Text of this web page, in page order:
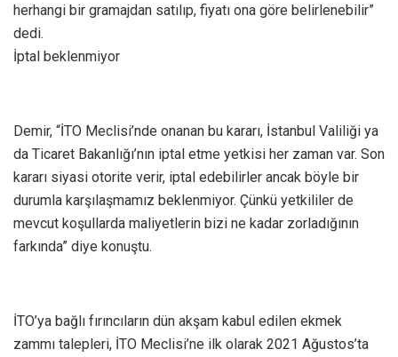
herhangi bir gramajdan satılıp, fiyatı ona göre belirlenebilir”
dedi.
İptal beklenmiyor
Demir, “İTO Meclisi’nde onanan bu kararı, İstanbul Valiliği ya
da Ticaret Bakanlığı’nın iptal etme yetkisi her zaman var. Son
kararı siyasi otorite verir, iptal edebilirler ancak böyle bir
durumla karşılaşmamız beklenmiyor. Çünkü yetkililer de
mevcut koşullarda maliyetlerin bizi ne kadar zorladığının
farkında” diye konuştu.
İTO’ya bağlı fırıncıların dün akşam kabul edilen ekmek
zammı talepleri, İTO Meclisi’ne ilk olarak 2021 Ağustos’ta